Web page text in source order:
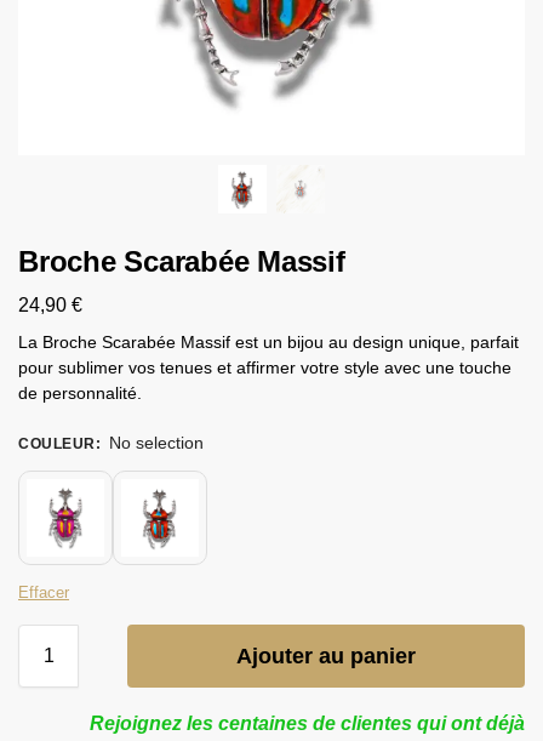
Broche Scarabée Massif
24,90 €
La Broche Scarabée Massif est un bijou au design unique, parfait
pour sublimer vos tenues et affirmer votre style avec une touche
de personnalité.
COULEUR : No selection
Effacer
Ajouter au panier
Rejoignez les centaines de clientes qui ont déjà